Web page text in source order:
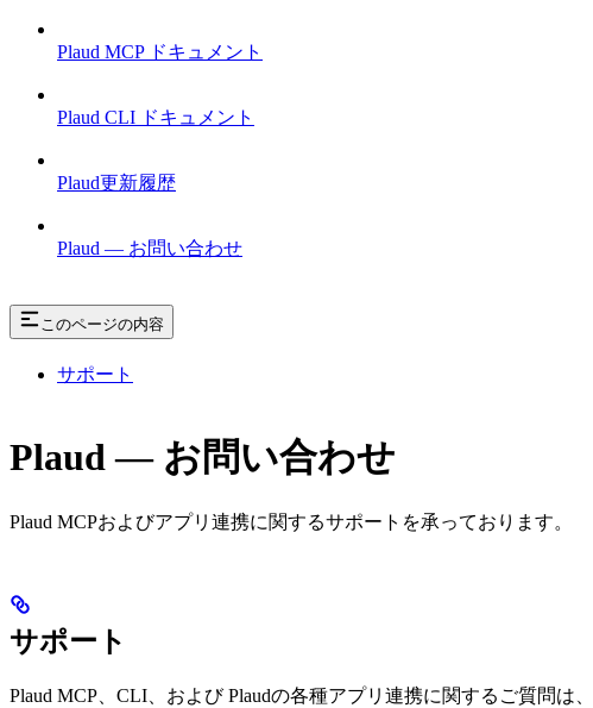
Plaud MCP ドキュメント
Plaud CLI ドキュメント
Plaud更新履歴
Plaud — お問い合わせ
このページの内容
サポート
Plaud — お問い合わせ
Plaud MCPおよびアプリ連携に関するサポートを承っております。
サポート
Plaud MCP、CLI、および Plaudの各種アプリ連携に関するご質問は、